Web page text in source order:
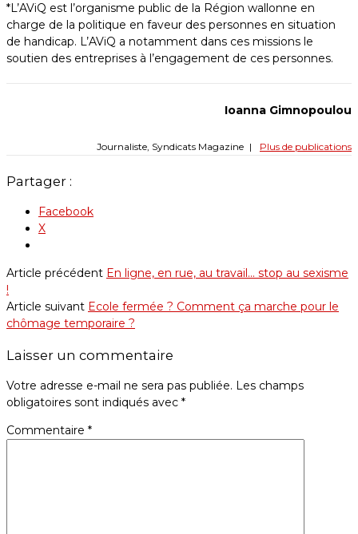
*L’AViQ est l’organisme public de la Région wallonne en
charge de la politique en faveur des personnes en situation
de handicap. L’AViQ a notamment dans ces missions le
soutien des entreprises à l’engagement de ces personnes.
Ioanna Gimnopoulou
Journaliste, Syndicats Magazine | Plus de publications
Partager :
Facebook
X
Article précédent En ligne, en rue, au travail... stop au sexisme
!
Article suivant Ecole fermée ? Comment ça marche pour le
chômage temporaire ?
Laisser un commentaire
Votre adresse e-mail ne sera pas publiée. Les champs
obligatoires sont indiqués avec *
Commentaire *